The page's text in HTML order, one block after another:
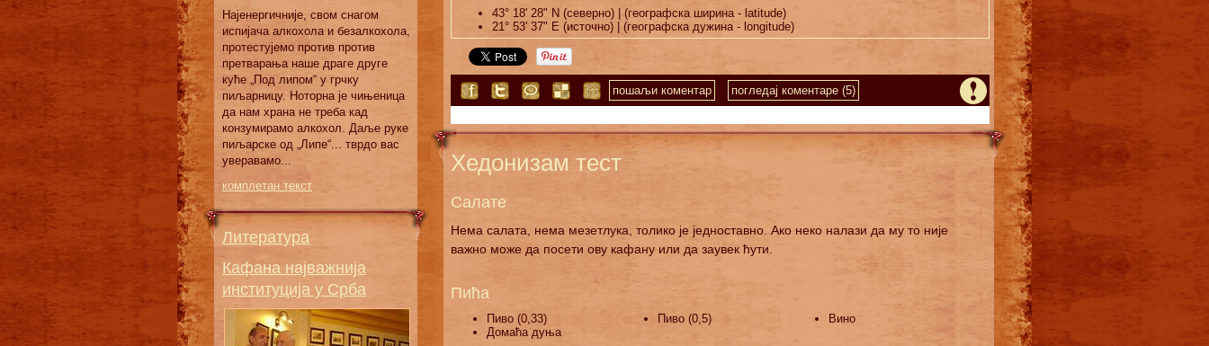
Најенергичније, свом снагом
испијача алкохола и безалкохола,
протестујемо против против
претварања наше драге друге
куће „Под липом“ у грчку
пиљарницу. Ноторна је чињеница
да нам храна не треба кад
конзумирамо алкохол. Даље руке
пиљарске од „Липе“... тврдо вас
уверавамо...
комплетан текст
Литература
Кафана најважнија
институција у Срба
43° 18' 28" N (северно) | (географска ширина - latitude)
21° 53' 37" E (источно) | (географска дужина - longitude)
пошаљи коментар погледај коментаре (5)
Хедонизам тест
Салате
Нема салата, нема мезетлука, толико је једноставно. Ако неко налази да му то није
важно може да посети ову кафану или да заувек ћути.
Пића
Пиво (0,33) Пиво (0,5)
Вино
Домаћа дуња